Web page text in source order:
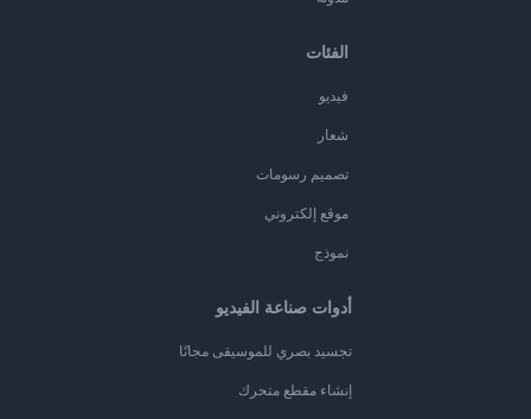
الفئات
فيديو
شعار
تصميم رسومات
موقع إلكتروني
نموذج
أدوات صناعة الفيديو
تجسيد بصري للموسيقى مجانًا
إنشاء مقطع متحرك